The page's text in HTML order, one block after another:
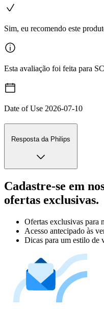
Sim, eu recomendo este
Esta avaliação foi feita para
Date of Use 2026-07-10
Resposta da Philips
Cadastre-se em
ofertas exclusivas.
Ofertas exclusivas para
Acesso antecipado às
Dicas para um estilo de